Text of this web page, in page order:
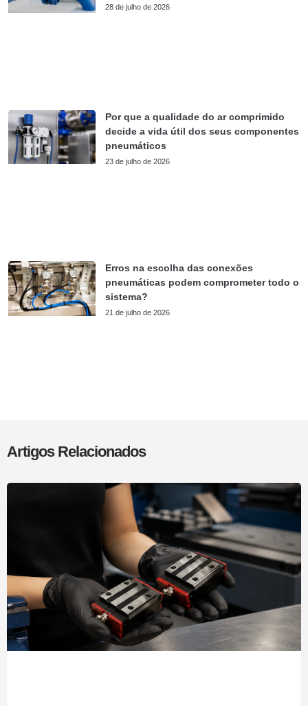
28 de julho de 2026
Por que a qualidade do ar comprimido
decide a vida útil dos seus componentes
pneumáticos
23 de julho de 2026
Erros na escolha das conexões
pneumáticas podem comprometer todo o
sistema?
21 de julho de 2026
Artigos Relacionados